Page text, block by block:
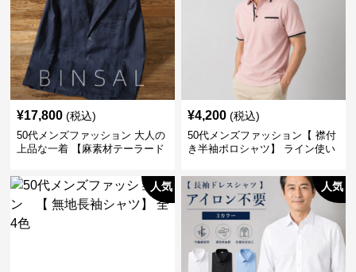
¥17,800 (税込)
50代メンズファッション 大人の
上品な一着 【麻素材テーラード
¥4,200 (税込)
50代メンズファッション【 襟付
き半袖ポロシャツ】 ライン使い
人気 人気